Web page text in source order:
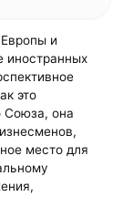
и
иностранных
это
Союза, она
место для